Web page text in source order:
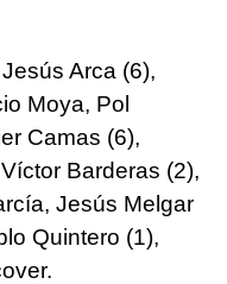
Arca (6),
Moya, Pol
Camas (6),
Barderas (2),
Jesús Melgar
Quintero (1),